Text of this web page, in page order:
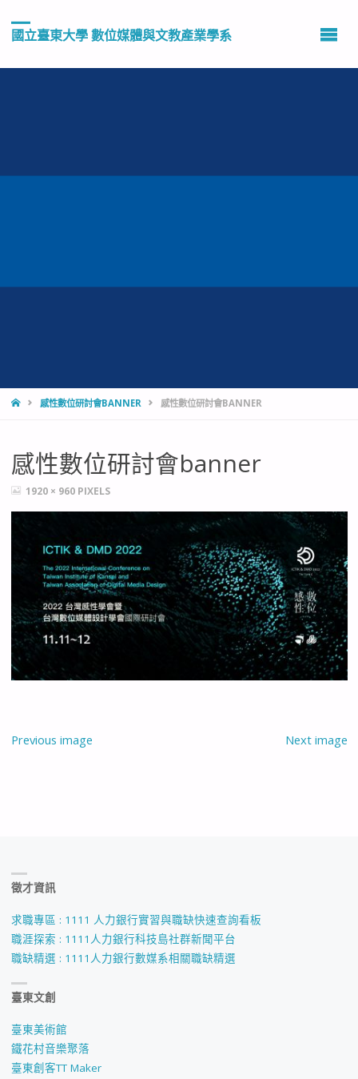
國立臺東大學 數位媒體與文教產業學系
HOME感性數位研討會BANNER 感性數位研討會BANNER
感性數位研討會banner
FULL1920 × 960 PIXELS
Previous image Next image
徵才資訊
求職專區 : 1111 人力銀行實習與職缺快速查詢看板
職涯探索 : 1111人力銀行科技島社群新聞平台
職缺精選 : 1111人力銀行數媒系相關職缺精選
臺東文創
臺東美術館
鐵花村音樂聚落
臺東創客TT Maker